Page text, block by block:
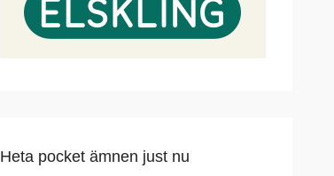
Heta pocket ämnen just nu